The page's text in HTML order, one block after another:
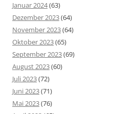
Januar 2024(63)
Dezember 2023(64)
November 2023(64)
Oktober 2023(65)
September 2023(69)
August 2023(60)
Juli 2023(72)
Juni 2023(71)
Mai 2023(76)